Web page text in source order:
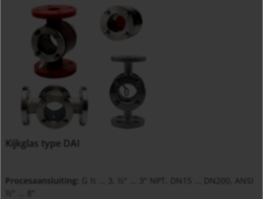
Kijkglas type DAI
Procesaansluiting:
G ½ ... 3, ½" ... 3" NPT, DN15 ... DN200, ANSI